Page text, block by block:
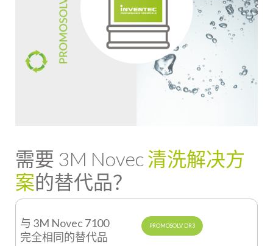
需要 3M Novec 清洗解决方
案的替代品？
与 3M Novec 7100
完全相同的替代品
PROMOSOLV DR3